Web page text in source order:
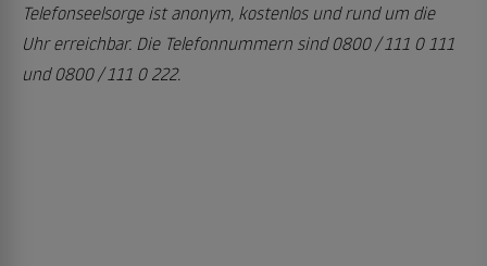
Telefonseelsorge ist anonym, kostenlos und rund um die
Uhr erreichbar. Die Telefonnummern sind 0800 / 111 0 111
und 0800 / 111 0 222.